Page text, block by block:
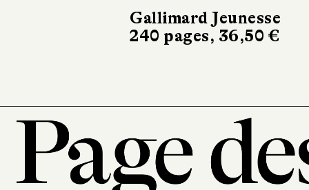
Gallimard Jeunesse
240 pages, 36,50 €